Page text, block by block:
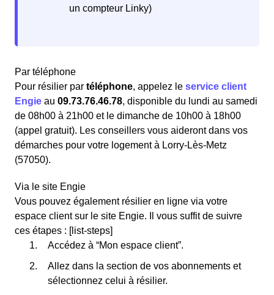
un compteur Linky)
Par téléphone
Pour résilier par téléphone, appelez le service client
Engie au 09.73.76.46.78, disponible du lundi au samedi
de 08h00 à 21h00 et le dimanche de 10h00 à 18h00
(appel gratuit). Les conseillers vous aideront dans vos
démarches pour votre logement à Lorry-Lès-Metz
(57050).
Via le site Engie
Vous pouvez également résilier en ligne via votre
espace client sur le site Engie. Il vous suffit de suivre
ces étapes : [list-steps]
Accédez à “Mon espace client”.
Allez dans la section de vos abonnements et
sélectionnez celui à résilier.